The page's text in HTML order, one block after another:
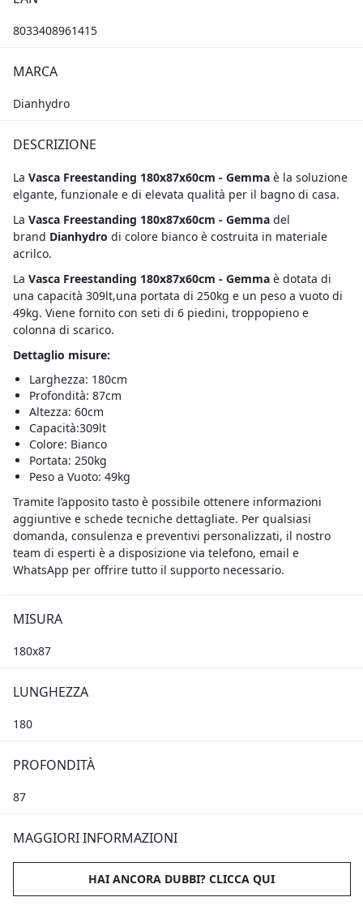
8033408961415
MARCA
Dianhydro
DESCRIZIONE
La Vasca Freestanding 180x87x60cm - Gemmaè la soluzione
elgante, funzionale e di elevata qualità per il bagno di casa.
La Vasca Freestanding 180x87x60cm - Gemma del
brand Dianhydro di colore bianco è costruita in materiale
acrilco.
La Vasca Freestanding 180x87x60cm - Gemmaè dotata di
una capacità 309lt,una portata di 250kg e un peso a vuoto di
49kg. Viene fornito con seti di 6 piedini, troppopieno e
colonna di scarico.
Dettaglio misure:
Larghezza: 180cm
Profondità: 87cm
Altezza: 60cm
Capacità:309lt
Colore: Bianco
Portata: 250kg
Peso a Vuoto: 49kg
Tramite l’apposito tasto è possibile ottenere informazioni
aggiuntive e schede tecniche dettagliate. Per qualsiasi
domanda, consulenza e preventivi personalizzati, il nostro
team di esperti è a disposizione via telefono, email e
WhatsApp per offrire tutto il supporto necessario.
MISURA
180x87
LUNGHEZZA
180
PROFONDITÀ
87
MAGGIORI INFORMAZIONI
HAI ANCORA DUBBI? CLICCA QUI